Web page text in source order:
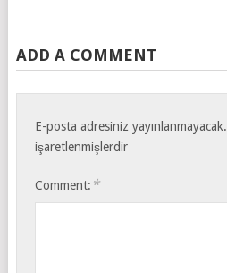
ADD A COMMENT
E-posta adresiniz yayınlanmayacak.
işaretlenmişlerdir
Comment: *